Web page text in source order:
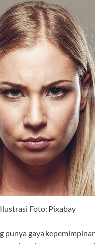
Ilustrasi Foto: Pixabay
punya gaya